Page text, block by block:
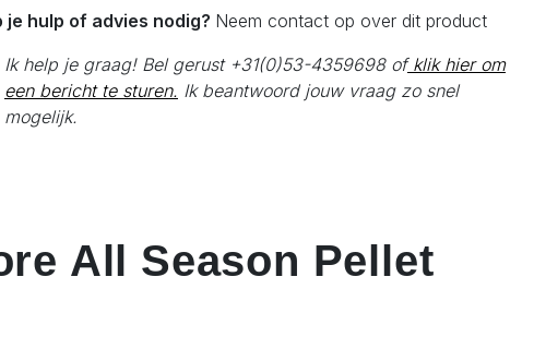
je hulp of advies nodig? Neem contact op over dit product
Ik help je graag! Bel gerust +31(0)53-4359698 ofklik hier om
een bericht te sturen. Ik beantwoord jouw vraag zo snel
mogelijk.
All Season Pellet